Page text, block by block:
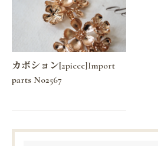
カボション[2piece]Import
parts No2567